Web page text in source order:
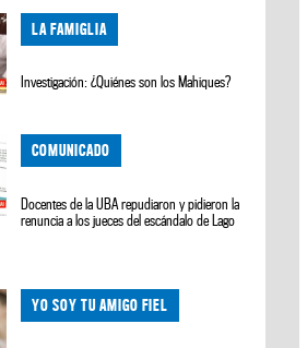
LA FAMIGLIA
Investigación: ¿Quiénes son los Mahiques?
COMUNICADO
Docentes de la UBA repudiaron y pidieron la
renuncia a los jueces del escándalo de Lago
YO SOY TU AMIGO FIEL